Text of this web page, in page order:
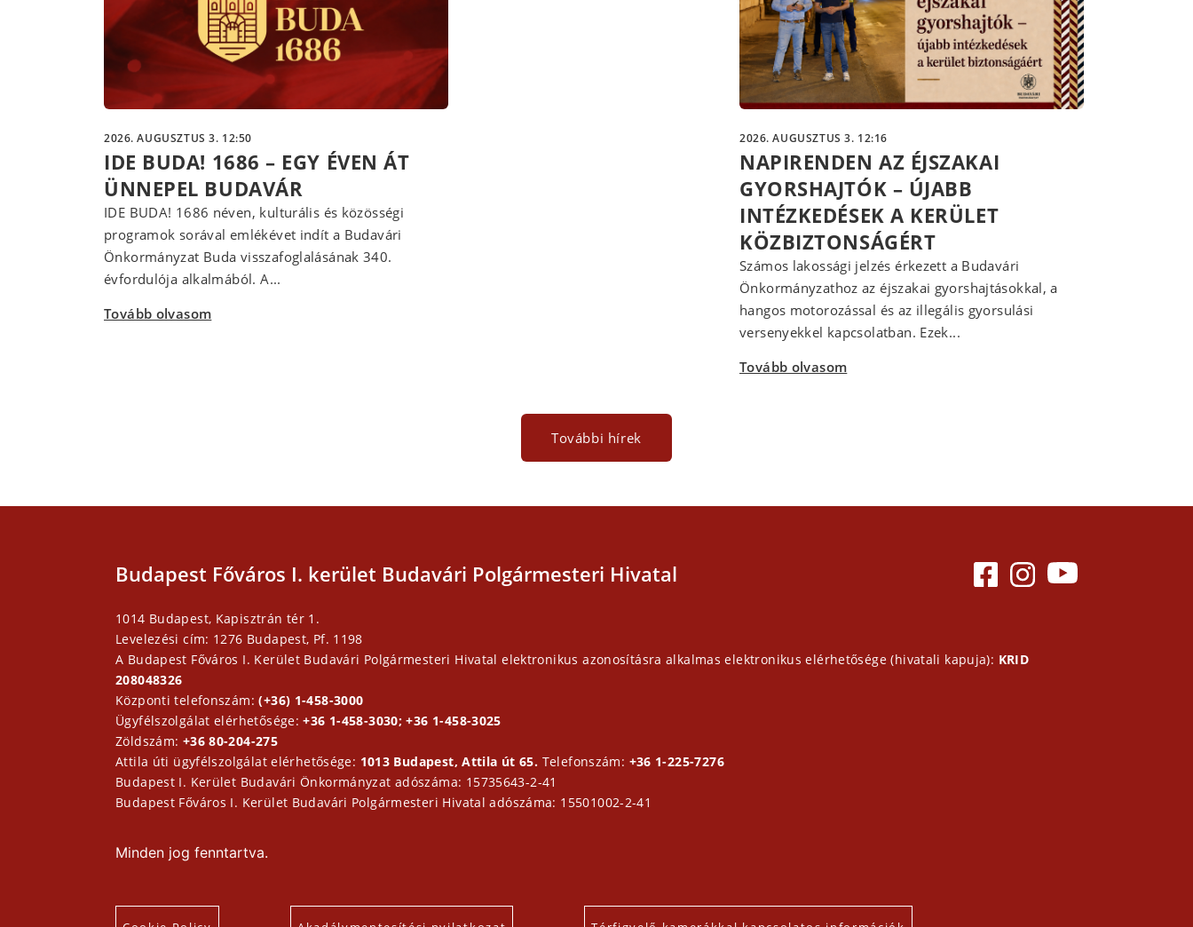
2026. AUGUSZTUS 3. 12:50
IDE BUDA! 1686 – EGY ÉVEN ÁT
ÜNNEPEL BUDAVÁR
IDE BUDA! 1686 néven, kulturális és közösségi
programok sorával emlékévet indít a Budavári
Önkormányzat Buda visszafoglalásának 340.
évfordulója alkalmából. A...
Tovább olvasom
2026. AUGUSZTUS 3. 12:16
NAPIRENDEN AZ ÉJSZAKAI
GYORSHAJTÓK – ÚJABB
INTÉZKEDÉSEK A KERÜLET
KÖZBIZTONSÁGÉRT
Számos lakossági jelzés érkezett a Budavári
Önkormányzathoz az éjszakai gyorshajtásokkal, a
hangos motorozással és az illegális gyorsulási
versenyekkel kapcsolatban. Ezek...
Tovább olvasom
További hírek
Budapest Főváros I. kerület Budavári Polgármesteri Hivatal
1014 Budapest, Kapisztrán tér 1.
Levelezési cím: 1276 Budapest, Pf. 1198
A Budapest Főváros I. Kerület Budavári Polgármesteri Hivatal elektronikus azonosításra alkalmas elektronikus elérhetősége (hivatali kapuja): KRID
208048326
Központi telefonszám:(+36) 1-458-3000
Ügyfélszolgálat elérhetősége:+36 1-458-3030; +36 1-458-3025
Zöldszám: +36 80-204-275
Attila úti ügyfélszolgálat elérhetősége: 1013 Budapest, Attila út 65. Telefonszám: +36 1-225-7276
Budapest I. Kerület Budavári Önkormányzat adószáma: 15735643-2-41
Budapest Főváros I. Kerület Budavári Polgármesteri Hivatal adószáma: 15501002-2-41
Minden jog fenntartva.